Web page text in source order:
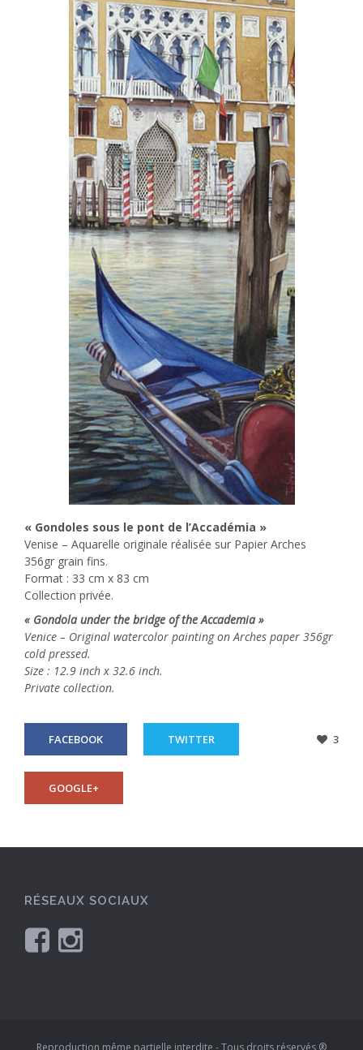
« Gondoles sous le pont de l’Accadémia »
Venise – Aquarelle originale réalisée sur Papier Arches
356gr grain fins.
Format : 33 cm x 83 cm
Collection privée.
« Gondola under the bridge of the Accademia »
Venice – Original watercolor painting on Arches paper 356gr
cold pressed.
Size : 12.9 inch x 32.6 inch.
Private collection.
FACEBOOK TWITTER
GOOGLE+
3
RÉSEAUX SOCIAUX